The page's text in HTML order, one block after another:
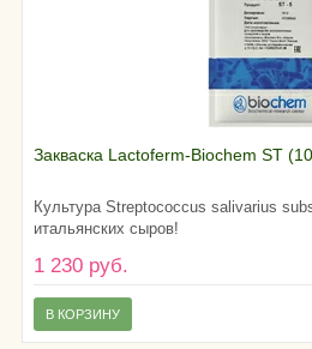
Закваска Lactoferm-Biochem ST
Культура Streptococcus salivarius
итальянских сыров!
1 230 руб.
В КОРЗИНУ